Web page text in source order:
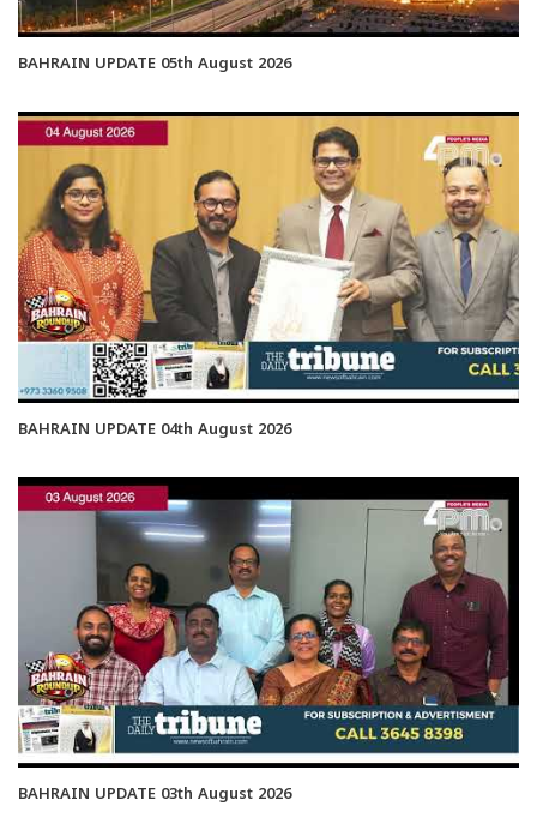
BAHRAIN UPDATE 05th August 2026
BAHRAIN UPDATE 04th August 2026
BAHRAIN UPDATE 03th August 2026